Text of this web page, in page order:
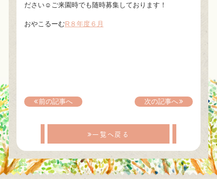
ださい☺ご来園時でも随時募集しております！
おやこるーむR８年度６月
前の記事へ 次の記事へ
一覧へ戻る